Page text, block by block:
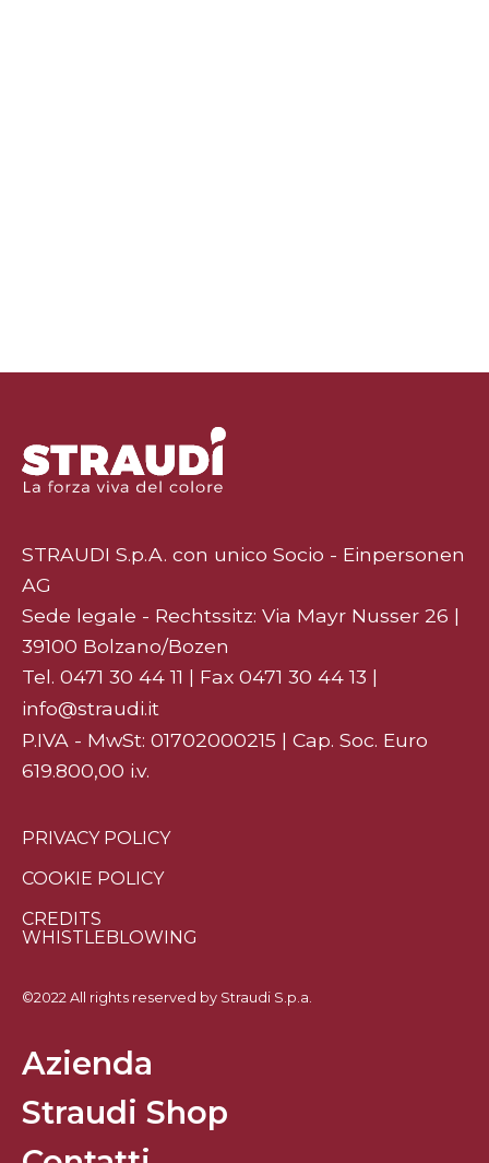
STRAUDI S.p.A. con unico Socio - Einpersonen
AG
Sede legale - Rechtssitz: Via Mayr Nusser 26 |
39100 Bolzano/Bozen
Tel. 0471 30 44 11 | Fax 0471 30 44 13 |
info@straudi.it
P.IVA - MwSt: 01702000215 | Cap. Soc. Euro
619.800,00 i.v.
PRIVACY POLICY
COOKIE POLICY
CREDITS
WHISTLEBLOWING
©2022 All rights reserved by Straudi S.p.a.
Azienda
Straudi Shop